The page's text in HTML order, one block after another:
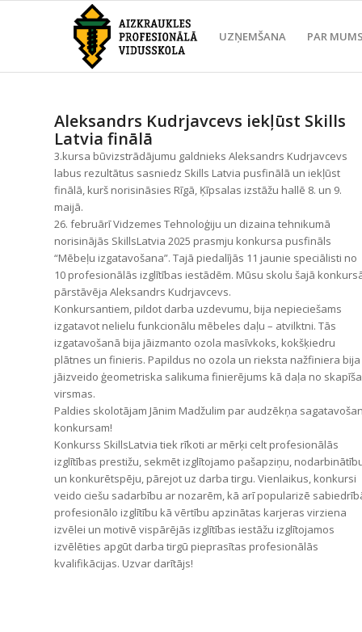
UZŅEMŠANA PAR MUMS
Aleksandrs Kudrjavcevs iekļūst Skills
Latvia finālā
3.kursa būvizstrādājumu galdnieks Aleksandrs Kudrjavcevs
labus rezultātus sasniedz Skills Latvia pusfinālā un iekļūst
finālā, kurš norisināsies Rīgā, Ķīpsalas izstāžu hallē 8. un 9.
maijā.
26. februārī Vidzemes Tehnoloģiju un dizaina tehnikumā
norisinājās SkillsLatvia 2025 prasmju konkursa pusfināls
“Mēbeļu izgatavošana”. Tajā piedalījās 11 jaunie speciālisti no
10 profesionālās izglītības iestādēm. Mūsu skolu šajā
pārstāvēja Aleksandrs Kudrjavcevs.
Konkursantiem, pildot darba uzdevumu, bija nepieciešams
izgatavot nelielu funkcionālu mēbeles daļu – atvilktni. Tās
izgatavošanā bija jāizmanto ozola masīvkoks, kokšķiedru
plātnes un finieris. Papildus no ozola un rieksta nažfiniera bija
jāizveido ģeometriska salikuma finierējums kā daļa no skapīša
virsmas.
Paldies skolotājam Jānim Madžulim par audzēkņa
konkursam!
Konkurss SkillsLatvia tiek rīkoti ar mērķi celt profesionālās
izglītības prestižu, sekmēt izglītojamo pašapziņu,
un konkurētspēju, pārejot uz darba tirgu. Vienlaikus, konkursi
veido ciešu sadarbību ar nozarēm, kā arī popularizē
profesionālo izglītību kā vērtību apzinātas karjeras virziena
izvēlei un motivē vispārējās izglītības iestāžu izglītojamos
izvēlēties apgūt darba tirgū pieprasītas profesionālās
kvalifikācijas. Uzvar darītājs!